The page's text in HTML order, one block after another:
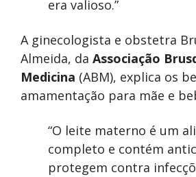
era valioso.”
A ginecologista e obstetra
Almeida, da Associação
Medicina (ABM), explica os
amamentação para mãe e
“O leite materno é um
completo e contém
protegem contra